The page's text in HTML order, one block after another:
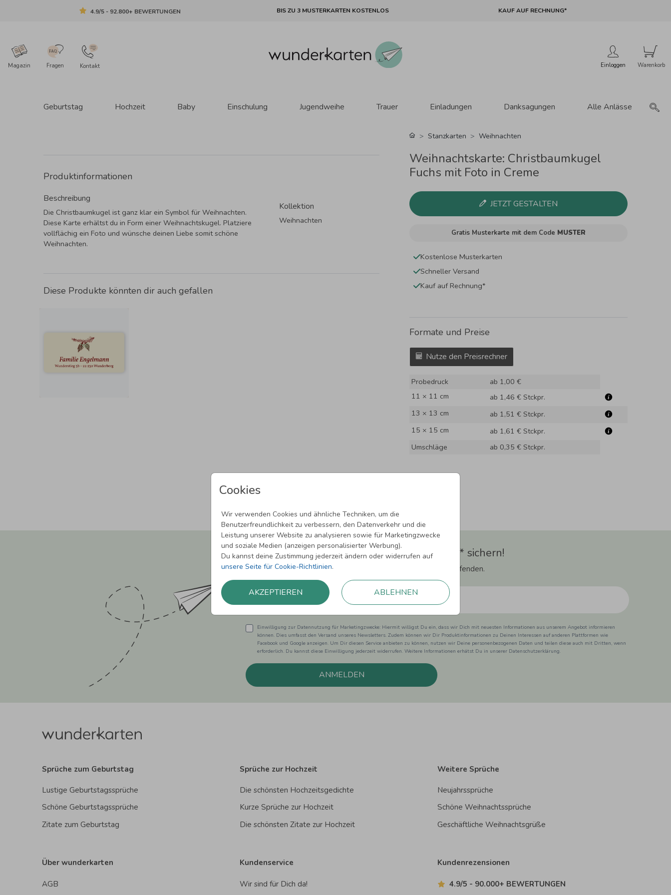
4.9/5 - 92.800+ BEWERTUNGEN BIS ZU 3 MUSTERKARTEN KOSTENLOS KAUF AUF RECHNUNG*
Magazin Fragen Kontakt Einloggen
Geburtstag Hochzeit Baby Einschulung Jugendweihe Trauer Einladungen Danksagungen Alle Anlässe
Cookies
Wir verwenden Cookies und ähnliche Techniken, um die
Benutzerfreundlichkeit zu verbessern, den Datenverkehr und die
Leistung unserer Website zu analysieren sowie für Marketingzwecke
und soziale Medien (anzeigen personalisierter Werbung).
Du kannst deine Zustimmung jederzeit ändern oder widerrufen auf
unsere Seite für Cookie-Richtlinien.
AKZEPTIEREN ABLEHNEN
Produktinformationen
Beschreibung
Die Christbaumkugel ist ganz klar ein Symbol für Weihnachten.
Diese Karte erhältst du in Form einer Weihnachtskugel. Platziere
vollflächig ein Foto und wünsche deinen Liebe somit schöne
Weihnachten.
Kollektion
Weihnachten
Diese Produkte könnten dir auch gefallen
Stanzkarten Weihnachten
Weihnachtskarte: Christbaumkugel
Fuchs mit Foto in Creme
JETZT GESTALTEN
Gratis Musterkarte mit dem Code MUSTER
Kostenlose Musterkarten
Schneller Versand
Kauf auf Rechnung*
Formate und Preise
Nutze den Preisrechner
Probedruck
ab 1,00 €
11 × 11 cm
ab 1,46 € Stckpr.
13 × 13 cm
ab 1,51 € Stckpr.
15 × 15 cm
ab 1,61 € Stckpr.
Umschläge
ab 0,35 € Stckpr.
Newsletter abonnieren und 5,00 € Rabatt** sichern!
Melde Dich zu unserem Newsletter an und bleibe auf dem Laufenden.
Einwilligung zur Datennutzung für Marketingzwecke: Hiermit willigst Du ein, dass wir Dich mit neuesten Informationen aus unserem Angebot informieren
können. Dies umfasst den Versand unseres Newsletters. Zudem können wir Dir Produktinformationen zu Deinen Interessen auf anderen Plattformen wie
Facebook und Google anzeigen. Um Dir diesen Service anbieten zu können, nutzen wir Deine personenbezogenen Daten und teilen diese auch mit Dritten, wenn
erforderlich. Du kannst diese Einwilligung jederzeit widerrufen. Weitere Informationen erhätst Du in unserer Datenschutzerklärung.
ANMELDEN
Sprüche zum Geburtstag
Lustige Geburtstagssprüche
Schöne Geburtstagssprüche
Zitate zum Geburtstag
Sprüche zur Hochzeit
Die schönsten Hochzeitsgedichte
Kurze Sprüche zur Hochzeit
Die schönsten Zitate zur Hochzeit
Weitere Sprüche
Neujahrssprüche
Schöne Weihnachtssprüche
Geschäftliche Weihnachtsgrüße
Über wunderkarten
AGB
Kundenservice
Wir sind für Dich da!
Kundenrezensionen
4.9/5 - 90.000+ BEWERTUNGEN